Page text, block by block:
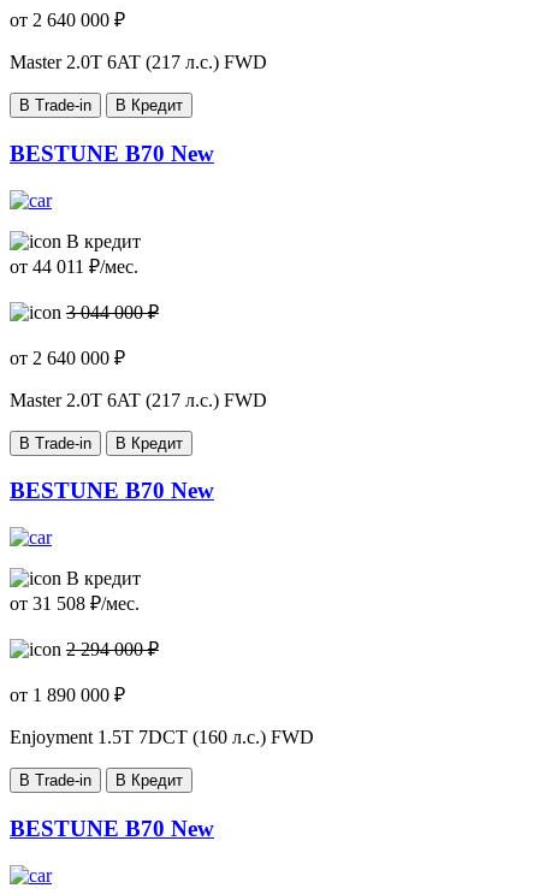
от 2 640 000 ₽
Master 2.0T 6AT (217 л.с.) FWD
В Trade-in В Кредит
BESTUNE B70 New
В кредит
от 44 011 ₽/мес.
3 044 000 ₽
от 2 640 000 ₽
Master 2.0T 6AT (217 л.с.) FWD
В Trade-in В Кредит
BESTUNE B70 New
В кредит
от 31 508 ₽/мес.
2 294 000 ₽
от 1 890 000 ₽
Enjoyment 1.5T 7DCT (160 л.с.) FWD
В Trade-in В Кредит
BESTUNE B70 New